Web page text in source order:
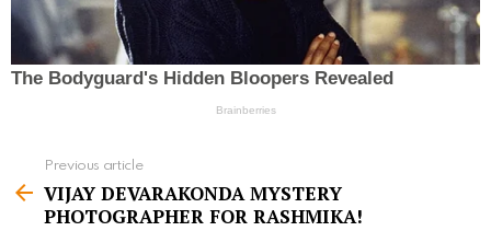
e
Previous article
VIJAY DEVARAKONDA MYSTERY
PHOTOGRAPHER FOR RASHMIKA!